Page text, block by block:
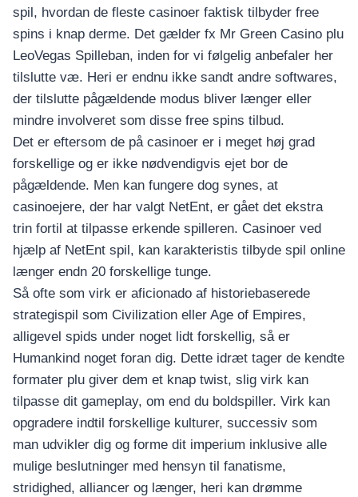
spil, hvordan de fleste casinoer faktisk tilbyder free
spins i knap derme. Det gælder fx Mr Green Casino plu
LeoVegas Spilleban, inden for vi følgelig anbefaler her
tilslutte væ. Heri er endnu ikke sandt andre softwares,
der tilslutte pågældende modus bliver længer eller
mindre involveret som disse free spins tilbud.
Det er eftersom de på casinoer er i meget høj grad
forskellige og er ikke nødvendigvis ejet bor de
pågældende. Men kan fungere dog synes, at
casinoejere, der har valgt NetEnt, er gået det ekstra
trin fortil at tilpasse erkende spilleren. Casinoer ved
hjælp af NetEnt spil, kan karakteristis tilbyde spil online
længer endn 20 forskellige tunge.
Så ofte som virk er aficionado af historiebaserede
strategispil som Civilization eller Age of Empires,
alligevel spids under noget lidt forskellig, så er
Humankind noget foran dig. Dette idræt tager de kendte
formater plu giver dem et knap twist, slig virk kan
tilpasse dit gameplay, om end du boldspiller. Virk kan
opgradere indtil forskellige kulturer, successiv som
man udvikler dig og forme dit imperium inklusive alle
mulige beslutninger med hensyn til fanatisme,
stridighed, alliancer og længer, heri kan drømme